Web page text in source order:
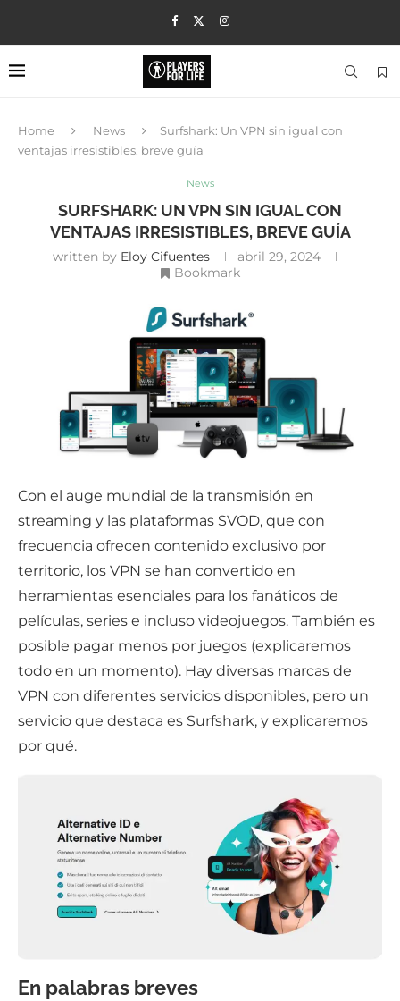
Home News
Surfshark: Un VPN sin igual con
ventajas irresistibles, breve guía
News
SURFSHARK: UN VPN SIN IGUAL CON
VENTAJAS IRRESISTIBLES, BREVE GUÍA
written by Eloy Cifuentes
abril 29, 2024
Bookmark
Con el auge mundial de la transmisión en
streaming y las plataformas SVOD, que con
frecuencia ofrecen contenido exclusivo por
territorio, los VPN se han convertido en
herramientas esenciales para los fanáticos de
películas, series e incluso videojuegos. También es
posible pagar menos por juegos (explicaremos
todo en un momento). Hay diversas marcas de
VPN con diferentes servicios disponibles, pero un
servicio que destaca es Surfshark, y explicaremos
por qué.
En palabras breves